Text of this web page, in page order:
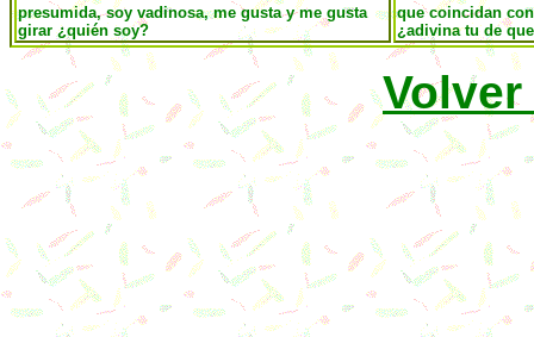
presumida, soy vadinosa, me gusta y me gusta
girar ¿quién soy?
que coincidan
¿adivina tu de